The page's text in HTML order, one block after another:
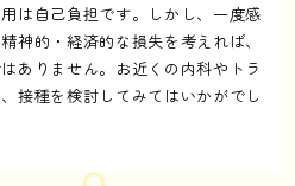
は自己負担です。しかし、一度感
神的・経済的な損失を考えれば、
ありません。お近くの内科やトラ
接種を検討してみてはいかがでし